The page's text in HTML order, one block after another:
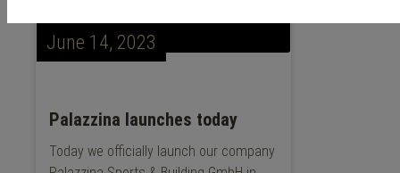
June 14, 2023
Palazzina launches today
Today we officially launch our company